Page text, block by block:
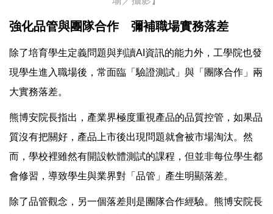
強化品管與團隊合作 彌補職場實務落差
除了培育學生定義問題與判讀AI資訊的能力外，工學院也發
現學生進入職場後，常面臨「驗證測試」與「團隊合作」兩
大實務落差。
熊博安院長指出，產業界極度重視產品的品質控管，如果品
質沒有把關好，產品上市後出現問題就會被市場淘汰。然
而，學校裡雖然有開設軟體測試的課程，但並非每位學生都
會修習，導致學生與業界對「品管」產生明顯落差。
除了品管觀念，另一個落差則是團隊合作經驗。熊博安院長